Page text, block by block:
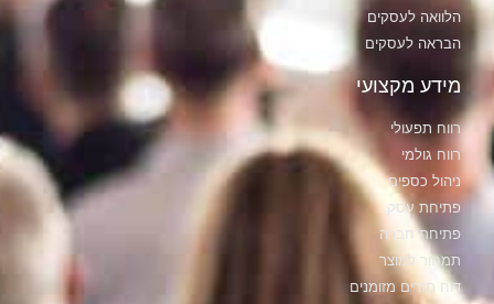
הלוואה לעסקים
הבראה לעסקים
מידע מקצועי
רווח תפעולי
רווח גולמי
ניהול כספים
פתיחת עסק
פתיחת חברה
תמחור למוצר
דוח תזרים מזומנים